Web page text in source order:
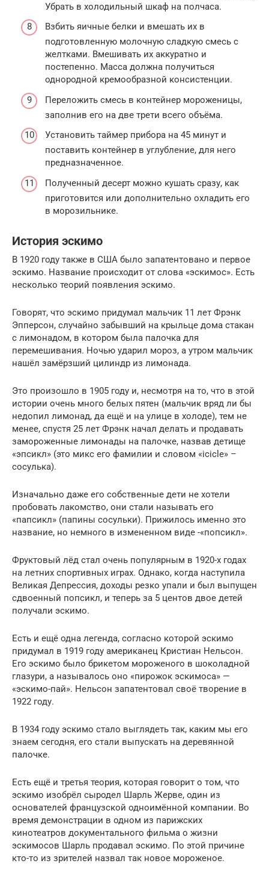
Убрать в холодильный шкаф на полчаса.
Взбить яичные белки и вмешать их в
подготовленную молочную сладкую смесь с
желтками. Вмешивать их аккуратно и
постепенно. Масса должна получиться
однородной кремообразной консистенции.
Переложить смесь в контейнер мороженицы,
заполнив его на две трети всего объёма.
Установить таймер прибора на 45 минут и
поставить контейнер в углубление, для него
предназначенное.
Полученный десерт можно кушать сразу, как
приготовится или дополнительно охладить его
в морозильнике.
История эскимо
В 1920 году также в США было запатентовано и первое
эскимо. Название происходит от слова «эскимос». Есть
несколько теорий появления эскимо.
Говорят, что эскимо придумал мальчик 11 лет Фрэнк
Эпперсон, случайно забывший на крыльце дома стакан
с лимонадом, в котором была палочка для
перемешивания. Ночью ударил мороз, а утром мальчик
нашёл замёрзший цилиндр из лимонада.
Это произошло в 1905 году и, несмотря на то, что в этой
истории очень много белых пятен (мальчик вряд ли бы
недопил лимонад, да ещё и на улице в холоде), тем не
менее, спустя 25 лет Фрэнк начал делать и продавать
замороженные лимонады на палочке, назвав детище
«эпсикл» (это микс его фамилии и словом «icicle» –
сосулька).
Изначально даже его собственные дети не хотели
пробовать лакомство, они стали называть его
«папсикл» (папины сосульки). Прижилось именно это
название, но немного в измененном виде -«попсикл».
Фруктовый лёд стал очень популярным в 1920-х годах
на летних спортивных играх. Однако, когда наступила
Великая Депрессия, доходы резко упали и был выпущен
сдвоенный попсикл, и теперь за 5 центов двое детей
получали эскимо.
Есть и ещё одна легенда, согласно которой эскимо
придумал в 1919 году американец Кристиан Нельсон.
Его эскимо было брикетом мороженого в шоколадной
глазури, а называлось оно «пирожок эскимоса» —
«эскимо-пай». Нельсон запатентовал своё творение в
1922 году.
В 1934 году эскимо стало выглядеть так, каким мы его
знаем сегодня, его стали выпускать на деревянной
палочке.
Есть ещё и третья теория, которая говорит о том, что
эскимо изобрёл сыродел Шарль Жерве, один из
основателей французской одноимённой компании. Во
время демонстрации в одном из парижских
кинотеатров документального фильма о жизни
эскимосов Шарль продавал эскимо. По этой причине
кто-то из зрителей назвал так новое мороженое.